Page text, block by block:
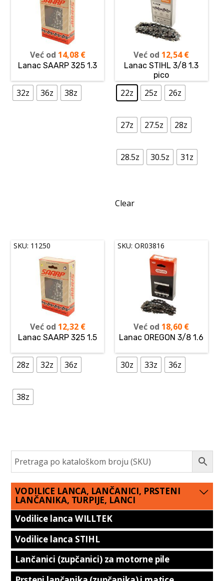
Već od 14,08 €
Lanac SAARP 325 1.3
32z 36z 38z
Već od 12,54€
Lanac STIHL 3/8 1.3
pico
22z 25z 26z
27z 27.5z 28z
28.5z 30.5z 31z
Clear
SKU: 11250
Već od 12,32 €
Lanac SAARP 325 1.5
28z 32z 36z
38z
SKU: OR03816
Već od 18,60 €
Lanac OREGON 3/8 1.6
30z 33z 36z
VODILICE LANCA, LANČANICI, PRSTENI
LANČANIKA, TURPIJE, LANCI
Vodilice lanca WILLTEK
Vodilice lanca STIHL
Lančanici (zupčanici) za motorne pile